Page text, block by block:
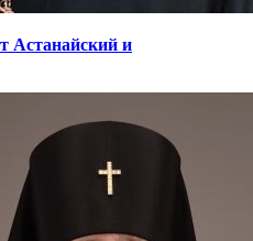
Астанайский и